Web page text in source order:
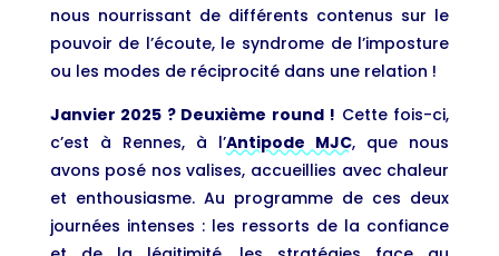
nous nourrissant de différents contenus sur le
pouvoir de l’écoute, le syndrome de l’imposture
ou les modes de réciprocité dans une relation !
Janvier 2025 ? Deuxième round ! Cette fois-ci,
c’est à Rennes, à l’Antipode MJC, que nous
avons posé nos valises, accueillies avec chaleur
et enthousiasme. Au programme de ces deux
journées intenses : les ressorts de la confiance